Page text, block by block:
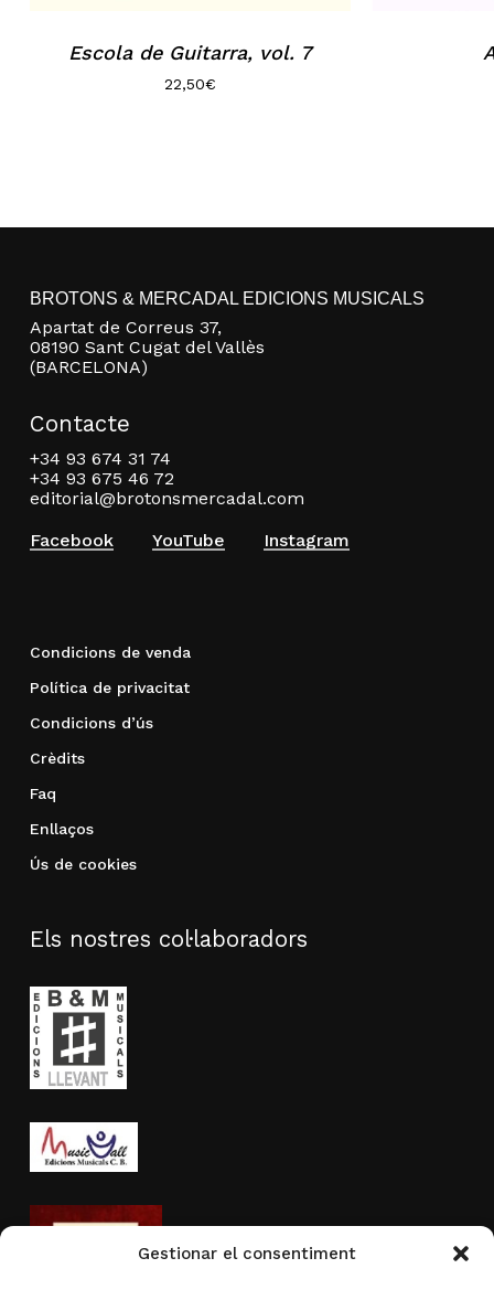
Gestionar el consentiment
Escola de Guitarra, vol. 7
22,50€
BROTONS & MERCADAL EDICIONS MUSICALS
Apartat de Correus 37,
08190 Sant Cugat del Vallès
(BARCELONA)
Contacte
+34 93 674 31 74
+34 93 675 46 72
editorial@brotonsmercadal.com
Facebook
YouTube Instagram
Condicions de venda
Política de privacitat
Condicions d’ús
Crèdits
Faq
Enllaços
Ús de cookies
Els nostres col·laboradors